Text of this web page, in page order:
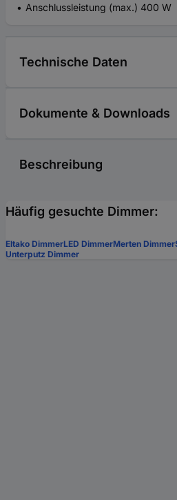
Anschlussleistung (max.) 400 W
Technische Daten
Dokumente & Downloads
Beschreibung
Häufig gesuchte Dimmer:
Eltako DimmerLED DimmerMerten Dimmer
Unterputz Dimmer